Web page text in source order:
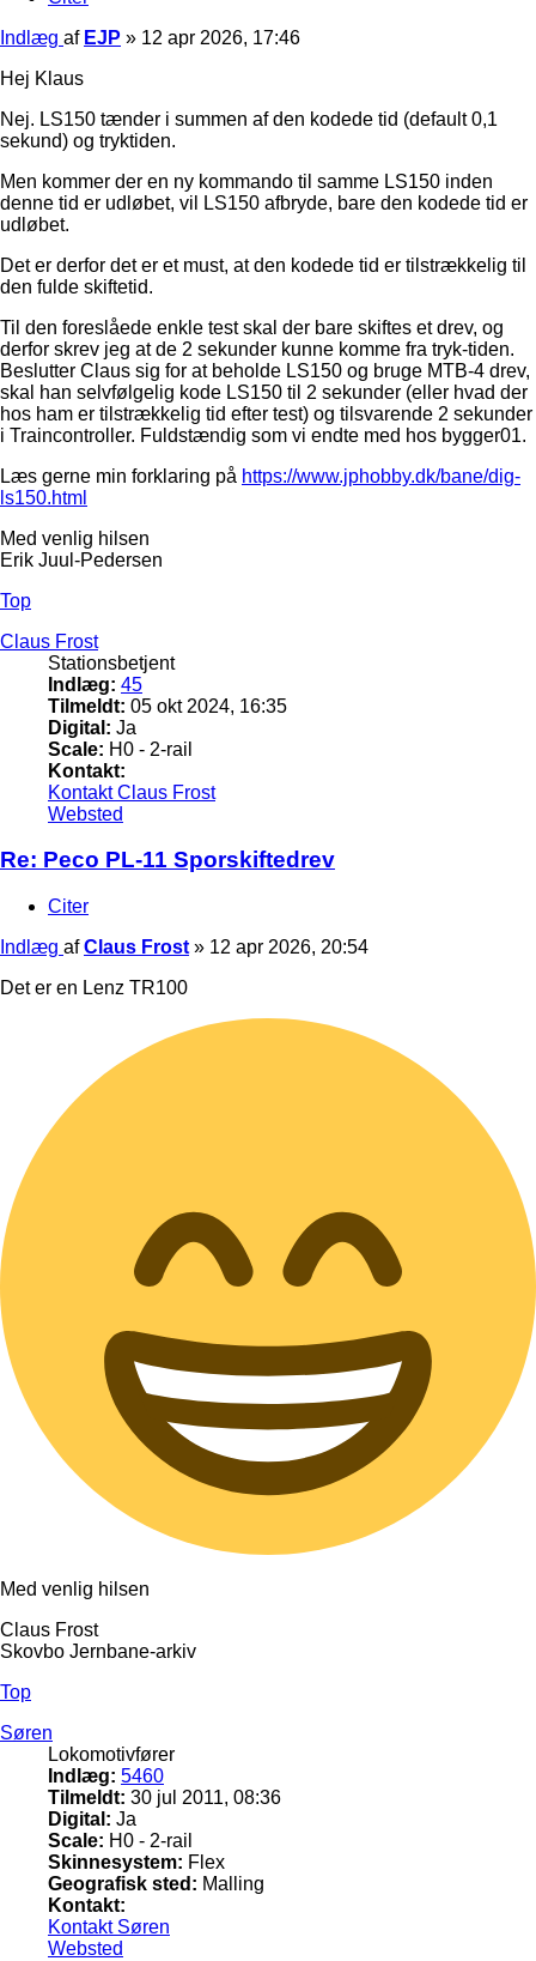
Indlæg af EJP » 12 apr 2026, 17:46
Hej Klaus
Nej. LS150 tænder i summen af den kodede tid (default 0,1
sekund) og tryktiden.
Men kommer der en ny kommando til samme LS150 inden
denne tid er udløbet, vil LS150 afbryde, bare den kodede tid er
udløbet.
Det er derfor det er et must, at den kodede tid er tilstrækkelig til
den fulde skiftetid.
Til den foreslåede enkle test skal der bare skiftes et drev, og
derfor skrev jeg at de 2 sekunder kunne komme fra tryk-tiden.
Beslutter Claus sig for at beholde LS150 og bruge MTB-4 drev,
skal han selvfølgelig kode LS150 til 2 sekunder (eller hvad der
hos ham er tilstrækkelig tid efter test) og tilsvarende 2 sekunder
i Traincontroller. Fuldstændig som vi endte med hos bygger01.
Læs gerne min forklaring på https://www.jphobby.dk/bane/dig-
ls150.html
Med venlig hilsen
Erik Juul-Pedersen
Top
Claus Frost
Stationsbetjent
Indlæg: 45
Tilmeldt: 05 okt 2024, 16:35
Digital: Ja
Scale: H0 - 2-rail
Kontakt:
Kontakt Claus Frost
Websted
Re: Peco PL-11 Sporskiftedrev
Citer
Indlæg afClaus Frost » 12 apr 2026, 20:54
Det er en Lenz TR100
Med venlig hilsen
Claus Frost
Skovbo Jernbane-arkiv
Top
Søren
Lokomotivfører
Indlæg: 5460
Tilmeldt: 30 jul 2011, 08:36
Digital: Ja
Scale: H0 - 2-rail
Skinnesystem: Flex
Geografisk sted: Malling
Kontakt:
Kontakt Søren
Websted